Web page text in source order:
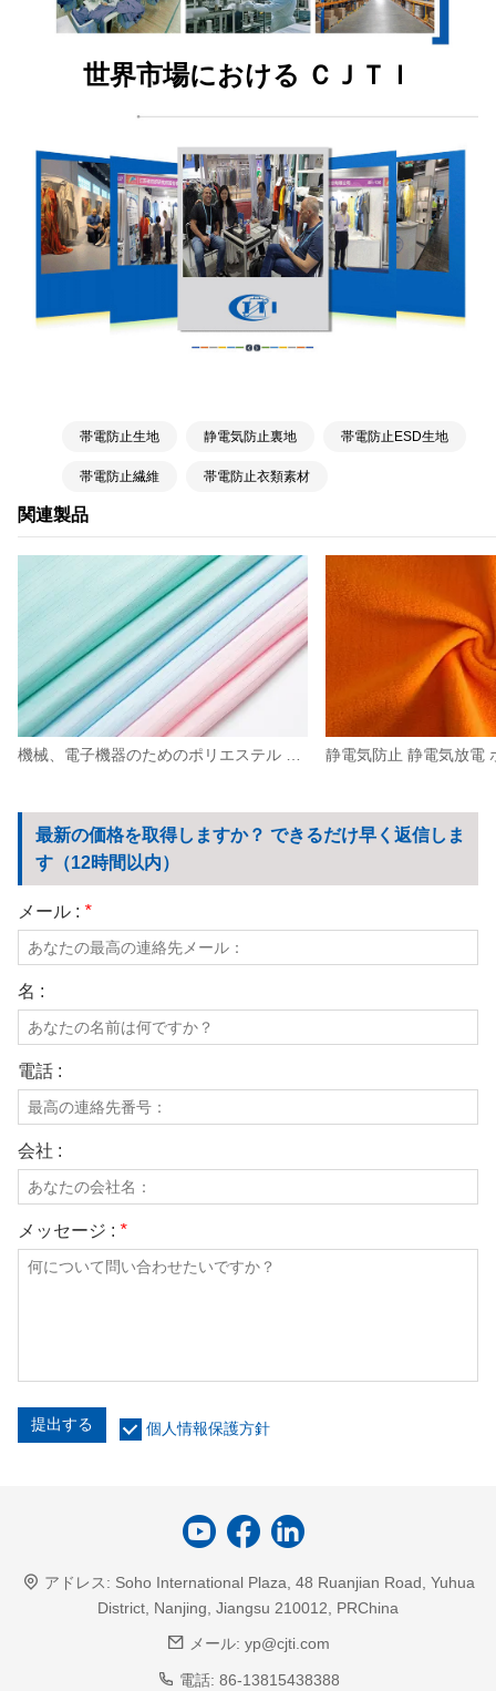
関連製品
世界市場における ＣＪＴＩ
帯電防止生地 静電気防止裏地 帯電防止ESD生地
帯電防止繊維 帯電防止衣類素材
最新の価格を取得しますか？ できるだけ早く返信しま
す（12時間以内）
メール : *
名 :
電話 :
会社 :
メッセージ : *
提出する 個人情報保護方針
アドレス: Soho International Plaza, 48 Ruanjian Road, Yuhua
District, Nanjing, Jiangsu 210012, PRChina
メール: yp@cjti.com
電話: 86-13815438388